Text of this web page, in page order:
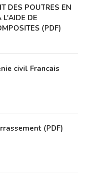
DES POUTRES EN
DE
(PDF)
civil Francais
(PDF)